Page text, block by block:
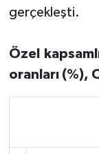
gerçekleşti.
Özel
oranları (%),